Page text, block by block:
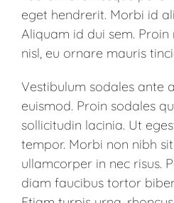
eget hendrerit. Morbi id
Aliquam id dui sem.
nisl, eu ornare mauris
Vestibulum sodales ante
euismod. Proin sodales
sollicitudin lacinia. Ut
tempor. Morbi non nibh
ullamcorper in nec risus.
diam faucibus tortor